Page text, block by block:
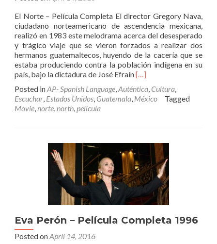
El Norte – Película Completa El director Gregory Nava,
ciudadano norteamericano de ascendencia mexicana,
realizó en 1983 este melodrama acerca del desesperado
y trágico viaje que se vieron forzados a realizar dos
hermanos guatemaltecos, huyendo de la cacería que se
estaba produciendo contra la población indígena en su
país, bajo la dictadura de José EfraínRead
about
El
Completa
[…]
Posted inAP- Spanish Language Auténtica Cultura
Escuchar Estados Unidos Guatemala México
Tagged
Movie norte north pelicula
Eva Perón – Película Completa 1996
Posted onApril 14, 2016